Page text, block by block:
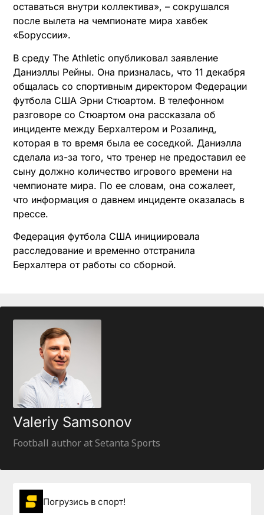
оставаться внутри коллектива», – сокрушался
после вылета на чемпионате мира хавбек
«Боруссии».
В среду The Athletic опубликовал заявление
Даниэллы Рейны. Она призналась, что 11 декабря
общалась со спортивным директором Федерации
футбола США Эрни Стюартом. В телефонном
разговоре со Стюартом она рассказала об
инциденте между Берхалтером и Розалинд,
которая в то время была ее соседкой. Даниэлла
сделала из-за того, что тренер не предоставил ее
сыну должно количество игрового времени на
чемпионате мира. По ее словам, она сожалеет,
что информация о давнем инциденте оказалась в
прессе.
Федерация футбола США инициировала
расследование и временно отстранила
Берхалтера от работы со сборной.
Valeriy Samsonov
Football author at Setanta Sports
Погрузиcь в спорт!